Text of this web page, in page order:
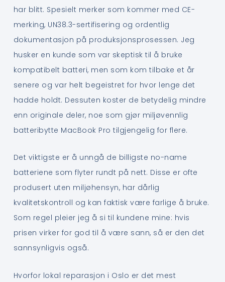
har blitt. Spesielt merker som kommer med CE-
merking, UN38.3-sertifisering og ordentlig
dokumentasjon på produksjonsprosessen. Jeg
husker en kunde som var skeptisk til å bruke
kompatibelt batteri, men som kom tilbake et år
senere og var helt begeistret for hvor lenge det
hadde holdt. Dessuten koster de betydelig mindre
enn originale deler, noe som gjør miljøvennlig
batteribytte MacBook Pro tilgjengelig for flere.
Det viktigste er å unngå de billigste no-name
batteriene som flyter rundt på nett. Disse er ofte
produsert uten miljøhensyn, har dårlig
kvalitetskontroll og kan faktisk være farlige å bruke.
Som regel pleier jeg å si til kundene mine: hvis
prisen virker for god til å være sann, så er den det
sannsynligvis også.
Hvorfor lokal reparasjon i Oslo er det mest